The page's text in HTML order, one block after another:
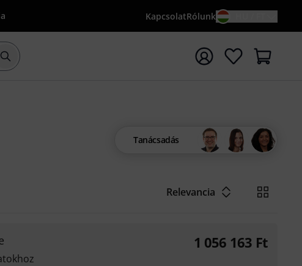
KapcsolatRólunk
Keresés indítása {searchTerm} keresőszóval
Tanácsadás
Relevancia
1 056 163 Ft